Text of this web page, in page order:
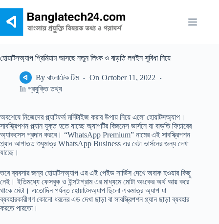
content
হোয়াটসঅ্যাপ প্রিমিয়াম আসছে নতুন লিংক ও বাড়তি লগইন সুবিধা নিয়ে
By বাংলাটেক টিম On October 11, 2022
In প্রযুক্তি তথ্য
অবশেষে নিজেদের প্ল্যাটফর্ম মনিটাইজ করার উপায় নিয়ে এলো হোয়াটসঅ্যাপ।
সাবস্ক্রিপশন প্ল্যান যুক্ত হতে যাচ্ছে অ্যাপটির বিজনেস ভার্সনে যা বাড়তি ফিচারের
অ্যাকসেস প্রদান করবে। “WhatsApp Premium” নামের এই সাবস্ক্রিপশন
প্ল্যান আপাতত শুধুমাত্র WhatsApp Business এর বেটা ভার্সনের জন্য দেখা
যাচ্ছে।
তবে ব্যবসার জন্য হোয়াটসঅ্যাপ এর এই পেইড সার্ভিস দেখে অবাক হওয়ার কিছু
নেই। ইতিমধ্যে ফেসবুক ও ইন্সটাগ্রাম এর মাধ্যমে মোটা অংকের অর্থ আয় করে
থাকে মেটা। এতোদিন পর্যন্ত হোয়াটসঅ্যাপ ছিলো একমাত্র অ্যাপ যা
ব্যবহারকারীগণ কোনো ধরনের এড দেখা ছাড়া বা সাবস্ক্রিপশন প্ল্যান ছাড়া ব্যবহার
করতে পারতো।